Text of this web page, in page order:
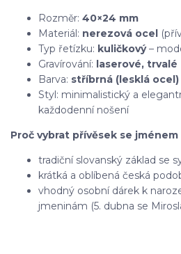
Rozměr: 40×24 mm
Materiál: nerezová ocel
Typ řetízku: kuličkový–
Gravírování: laserové, trvalé
Barva: stříbrná (lesklá ocel)
Styl: minimalistický a
každodenní nošení
Proč vybrat přívěsek se jménem
tradiční slovanský základ se
krátká a oblíbená česká
vhodný osobní dárek k
jmeninám (5. dubna se